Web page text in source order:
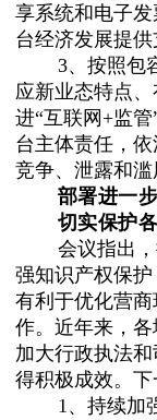
享系统和电子
台经济发展提供
3、按照包
应新业态特点
进“互联网+监
台主体责任，
竞争、泄露和滥
部署进一
切实保护
会议指出
强知识产权保
有利于优化营
作。近年来，
加大行政执法
得积极成效。下
1、持续加